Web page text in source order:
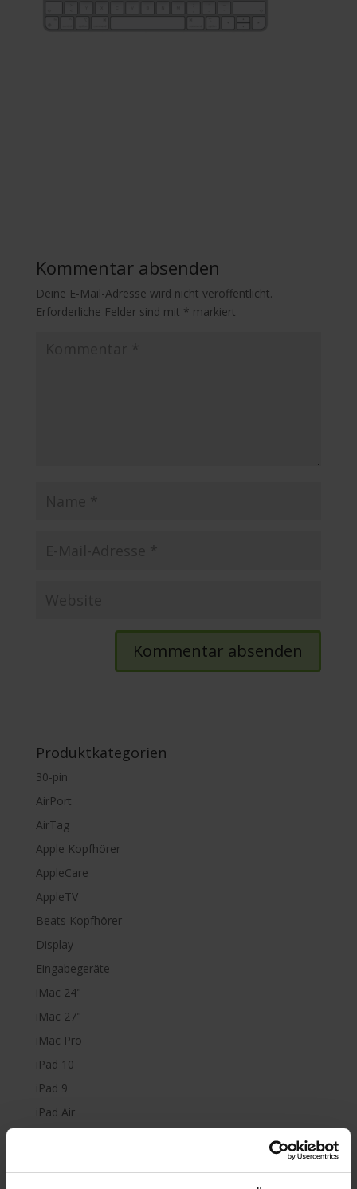
Kommentar absenden
Deine E-Mail-Adresse wird nicht veröffentlicht.
Erforderliche Felder sind mit * markiert
Produktkategorien
30-pin
AirPort
AirTag
Apple Kopfhörer
AppleCare
AppleTV
Beats Kopfhörer
Display
Eingabegeräte
iMac 24"
iMac 27"
iMac Pro
iPad 10
iPad 9
iPad Air